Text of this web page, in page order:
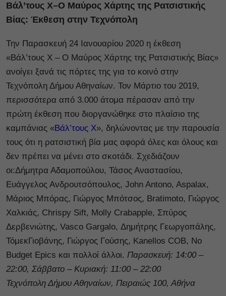
Βάλ’τους Χ–Ο Μαύρος Χάρτης της Ρατσιστικής
Βίας: Έκθεση στην Τεχνόπολη
Την Παρασκευή 24 Ιανουαρίου 2020 η έκθεση
«Βάλ’τους Χ – Ο Μαύρος Χάρτης της Ρατσιστικής Βίας»
ανοίγει ξανά τις πόρτες της για το κοινό στην
Τεχνόπολη Δήμου Αθηναίων. Τον Μάρτιο του 2019,
περισσότερα από 3.000 άτομα πέρασαν από την
πρώτη έκθεση που διοργανώθηκε στο πλαίσιο της
καμπάνιας «Βάλ’τους Χ», δηλώνοντας με την παρουσία
τους ότι η ρατσιστική βία μας αφορά όλες και όλους και
δεν πρέπει να μένει στο σκοτάδι. Σχεδιάζουν
οι:Δήμητρα Αδαμοπούλου, Τάσος Αναστασίου,
Ευάγγελος Ανδρουτσόπουλος, John Antono, Aspalax,
Μάριος Μπόρας, Γιώργος Μπότσος, Bratimoto, Γιώργος
Χαλκιάς, Chrispy Sift, Molly Crabapple, Σπύρος
Δερβενιώτης, Vasco Gargalo, Δημήτρης Γεωργοπάλης,
ΤόμεκΓιοβάνης, Γιώργος Γούσης, Kanellos COB, No
Budget Epics και πολλοί άλλοι. Παρασκευή: 14:00 –
22:00, Σάββατο – Κυριακή: 11:00 – 22:00
Τεχνόπολη Δήμου Αθηναίων, Πειραιώς 100, Αθήνα